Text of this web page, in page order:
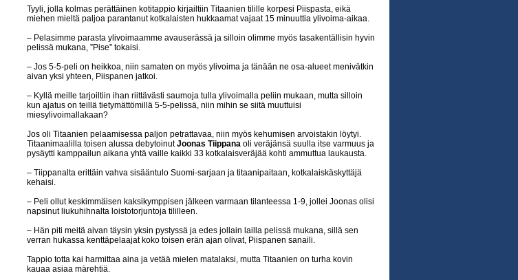
Tyyli, jolla kolmas perättäinen kotitappio kirjailtiin Titaanien tilille korpesi Piispasta, eikä
miehen mieltä paljoa parantanut kotkalaisten hukkaamat vajaat 15 minuuttia ylivoima-aikaa.
– Pelasimme parasta ylivoimaamme avauserässä ja silloin olimme myös tasakentällisin hyvin
pelissä mukana, ”Pise” tokaisi.
– Jos 5-5-peli on heikkoa, niin samaten on myös ylivoima ja tänään ne osa-alueet menivätkin
aivan yksi yhteen, Piispanen jatkoi.
– Kyllä meille tarjoiltiin ihan riittävästi saumoja tulla ylivoimalla peliin mukaan, mutta silloin
kun ajatus on teillä tietymättömillä 5-5-pelissä, niin mihin se siitä muuttuisi
miesylivoimallakaan?
Jos oli Titaanien pelaamisessa paljon petrattavaa, niin myös kehumisen arvoistakin löytyi.
Titaanimaalilla toisen alussa debytoinutJoonas Tiippana oli veräjänsä suulla itse varmuus ja
pysäytti kamppailun aikana yhtä vaille kaikki 33 kotkalaisveräjää kohti ammuttua laukausta.
– Tiippanalta erittäin vahva sisääntulo Suomi-sarjaan ja titaanipaitaan, kotkalaiskäskyttäjä
kehaisi.
– Peli ollut keskimmäisen kaksikymppisen jälkeen varmaan tilanteessa 1-9, jollei Joonas olisi
napsinut liukuhihnalta loistotorjuntoja tililleen.
– Hän piti meitä aivan täysin yksin pystyssä ja edes jollain lailla pelissä mukana, sillä sen
verran hukassa kenttäpelaajat koko toisen erän ajan olivat, Piispanen sanaili.
Tappio totta kai harmittaa aina ja vetää mielen matalaksi, mutta Titaanien on turha kovin
kauaa asiaa märehtiä.